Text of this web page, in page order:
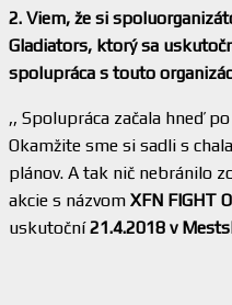
2. Viem, že si
Gladiators, ktorý sa
spolupráca s touto
,, Spolupráca začala hneď
Okamžite sme si sadli s
plánov. A tak nič nebránilo
akcie s názvom XFN FIGHT
uskutoční21.4.2018 v